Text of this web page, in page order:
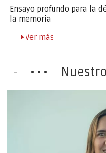
Ensayo profundo para la
la memoria
Ver más